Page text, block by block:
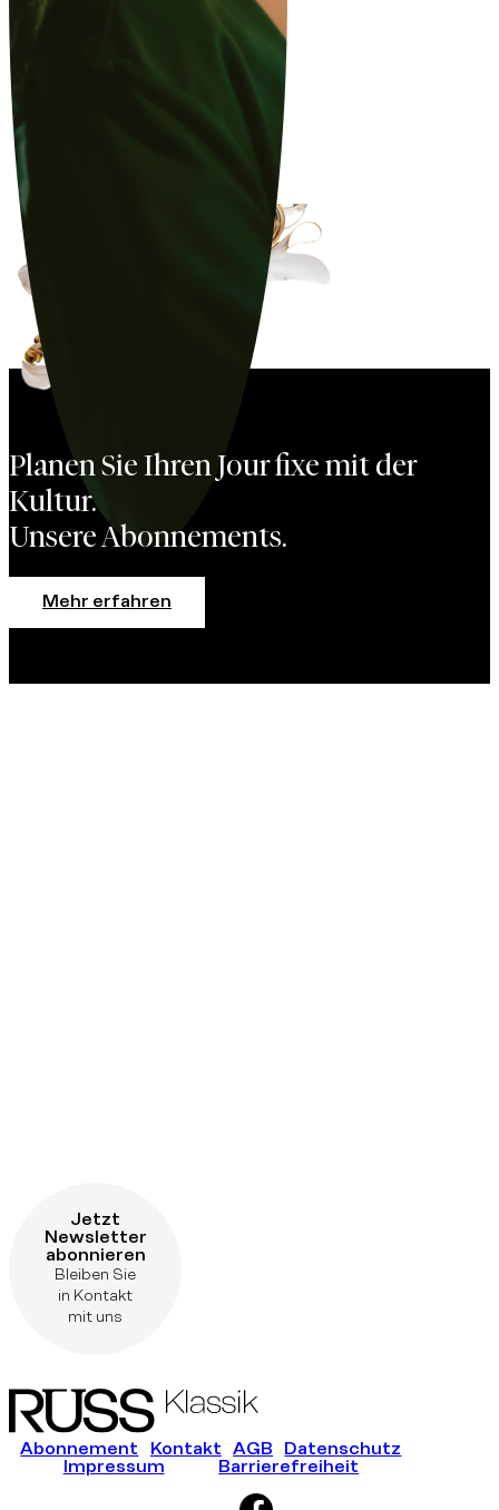
Planen Sie Ihren Jour fixe mit der
Kultur.
Unsere Abonnements.
Mehr erfahren
Jetzt
Newsletter
abonnieren
Bleiben Sie
in Kontakt
mit uns
Abonnement Kontakt AGB
Datenschutz
Impressum
Barrierefreiheit